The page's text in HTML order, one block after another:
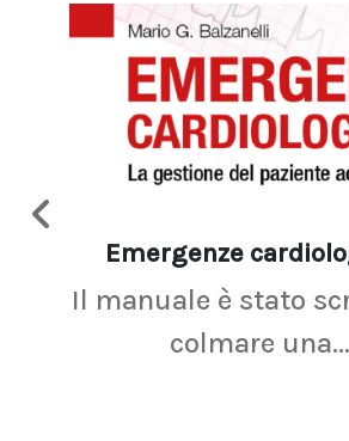
Emergenze
Il manuale è stato
colmare una...